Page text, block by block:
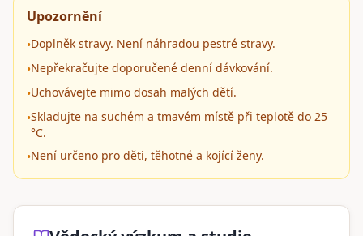
Upozornění
•Doplněk stravy. Není náhradou pestré stravy.
•Nepřekračujte doporučené denní dávkování.
•Uchovávejte mimo dosah malých dětí.
•Skladujte na suchém a tmavém místě při teplotě do 25
°C.
•Není určeno pro děti, těhotné a kojící ženy.